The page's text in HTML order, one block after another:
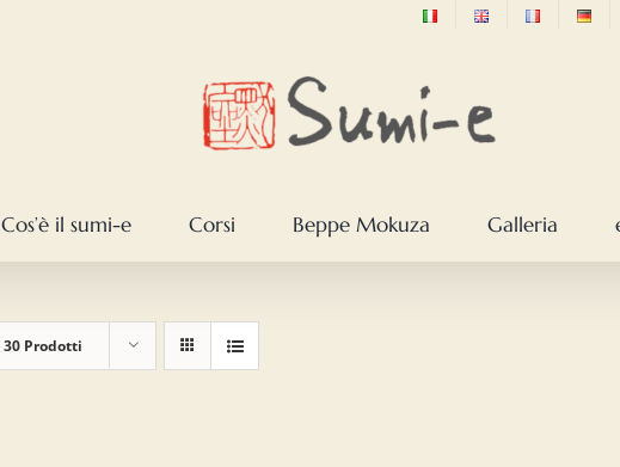
Cos’è il sumi-e Corsi Beppe Mokuza Galleria
30 Prodotti